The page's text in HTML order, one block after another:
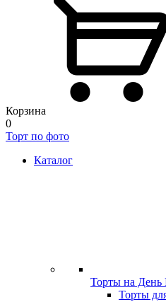
Корзина
0
Торт по фото
Каталог
Торты на День
Торты